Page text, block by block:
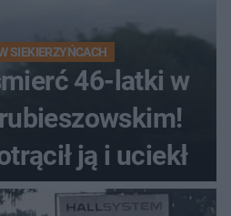
SIEKIERZYŃCACH
46-latki w
ją i uciekł